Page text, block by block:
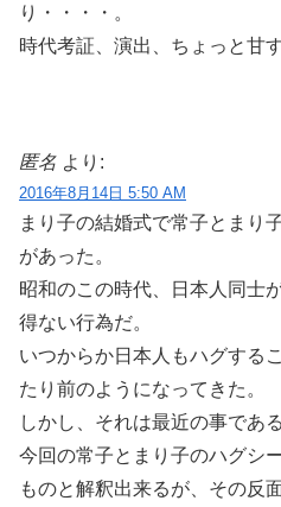
り・・・・。
時代考証、演出、ちょっと甘
匿名 より:
2016年8月14日 5:50 AM
まり子の結婚式で常子とまり
があった。
昭和のこの時代、日本人同士
得ない行為だ。
いつからか日本人もハグする
たり前のようになってきた。
しかし、それは最近の事である
今回の常子とまり子のハグシ
ものと解釈出来るが、その反